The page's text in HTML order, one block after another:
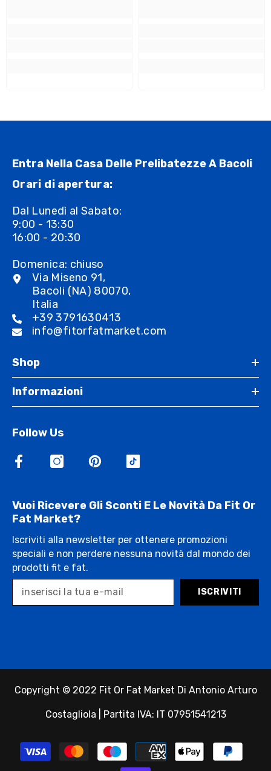
Entra Nella Casa Delle Prelibatezze A Bacoli
Orari di apertura:
Dal Lunedì al Sabato:
9:00 - 13:30
16:00 - 20:30
Domenica: chiuso
Via Miseno 91,
Bacoli (NA) 80070,
Italia
+39 3791630413
info@fitorfatmarket.com
Shop
Informazioni
Follow Us
Vuoi Ricevere Gli Sconti E Le Novità Da Fit Or
Fat Market?
Iscriviti alla newsletter per ottenere promozioni
speciali e non perdere nessuna novità dal mondo dei
prodotti fit e fat.
ISCRIVITI
Copyright © 2022 Fit Or Fat Market Di Antonio Arturo
Costagliola | Partita IVA: IT 07951541213
Payment
methods